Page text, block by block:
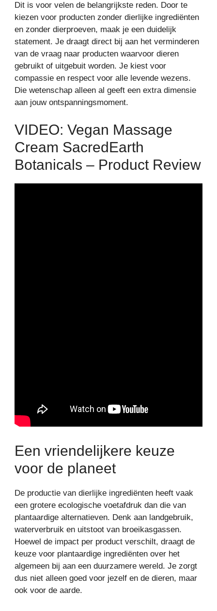
Dit is voor velen de belangrijkste reden. Door te
kiezen voor producten zonder dierlijke ingrediënten
en zonder dierproeven, maak je een duidelijk
statement. Je draagt direct bij aan het verminderen
van de vraag naar producten waarvoor dieren
gebruikt of uitgebuit worden. Je kiest voor
compassie en respect voor alle levende wezens.
Die wetenschap alleen al geeft een extra dimensie
aan jouw ontspanningsmoment.
VIDEO: Vegan Massage
Cream SacredEarth
Botanicals – Product Review
Een vriendelijkere keuze
voor de planeet
De productie van dierlijke ingrediënten heeft vaak
een grotere ecologische voetafdruk dan die van
plantaardige alternatieven. Denk aan landgebruik,
waterverbruik en uitstoot van broeikasgassen.
Hoewel de impact per product verschilt, draagt de
keuze voor plantaardige ingrediënten over het
algemeen bij aan een duurzamere wereld. Je zorgt
dus niet alleen goed voor jezelf en de dieren, maar
ook voor de aarde.